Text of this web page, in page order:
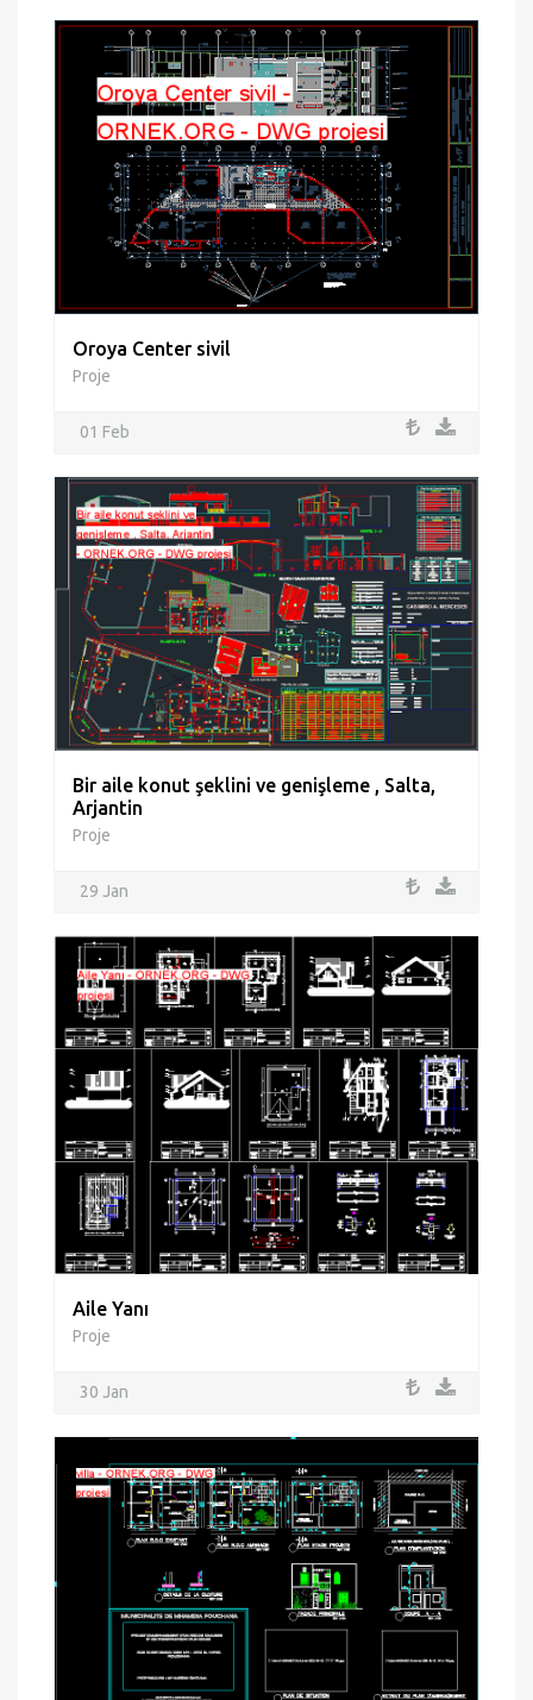
Oroya Center sivil
Proje
01 Feb
Bir aile konut şeklini ve genişleme , Salta,
Arjantin
Proje
29 Jan
Aile Yanı
Proje
30 Jan